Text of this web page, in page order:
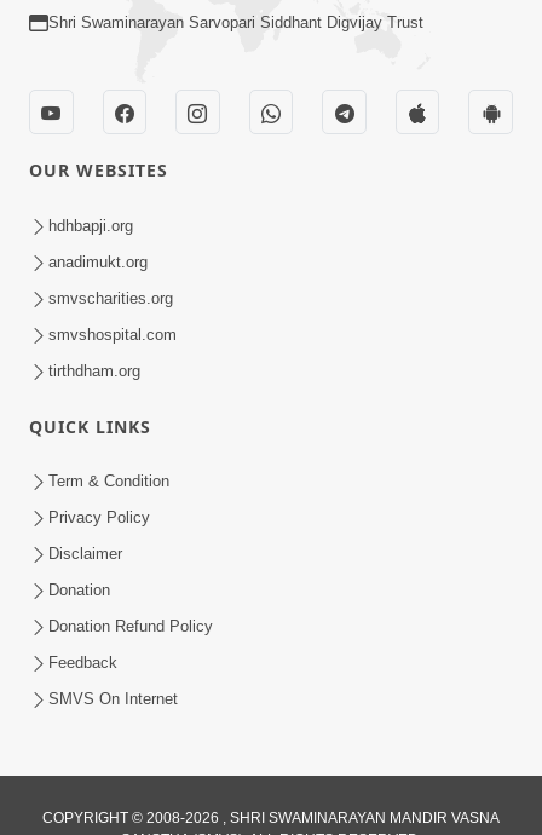
હર્ષ-શોક, સુખ-દુખનું કારણ દેહભાવ | SMVS
Spiritual Journey | Anadimukta Gyan
હરિ નવમીએ આટલું દ્રઢ કરી દઈએ તો બેડો પાર
Swaninarayan | SMVS | 2023
Mar 27, 2023
Shri Swaminarayan Sarvopari Siddhant Digvijay Trust
OUR WEBSITES
hdhbapji.org
anadimukt.org
smvscharities.org
smvshospital.com
tirthdham.org
QUICK LINKS
Term & Condition
Privacy Policy
Disclaimer
Donation
Donation Refund Policy
Feedback
SMVS On Internet
COPYRIGHT © 2008-2026 , SHRI SWAMINARAYAN MANDIR VASNA